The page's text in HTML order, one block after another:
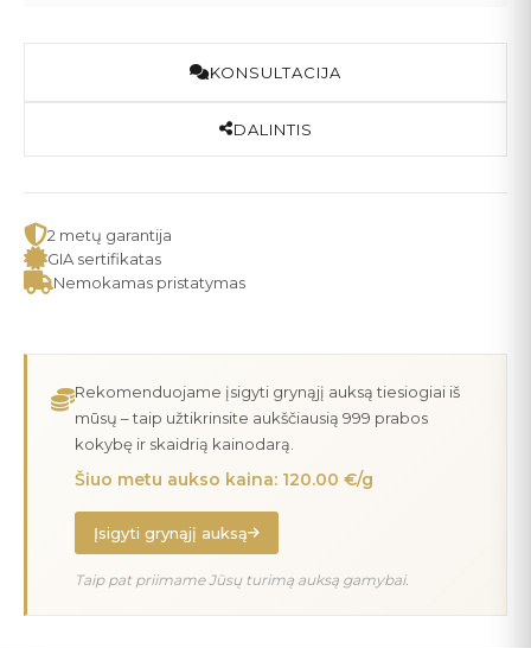
KONSULTACIJA
DALINTIS
2 metų garantija
GIA sertifikatas
Nemokamas pristatymas
Rekomenduojame įsigyti grynąjį auksą tiesiogiai iš
mūsų – taip užtikrinsite aukščiausią 999 prabos
kokybę ir skaidrią kainodarą.
Šiuo metu aukso kaina: 120.00 €/g
Įsigyti grynąjį auksą
Taip pat priimame Jūsų turimą auksą gamybai.